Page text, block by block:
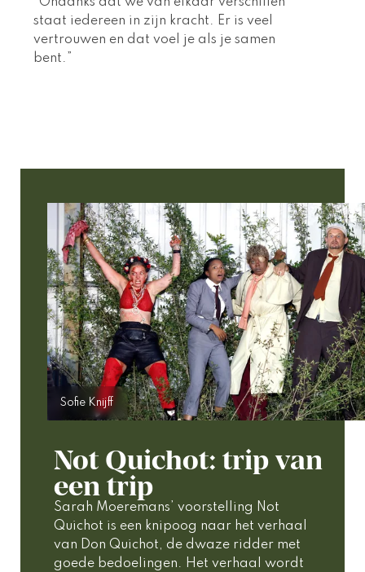
staat iedereen in zijn kracht. Er is veel
vertrouwen en dat voel je als je samen
bent.”
Not Quichot: trip van
een trip
Sarah Moeremans’ voorstelling Not
Quichot is een knipoog naar het verhaal
van Don Quichot, de dwaze ridder met
goede bedoelingen. Het verhaal wordt
Sofie Knijff